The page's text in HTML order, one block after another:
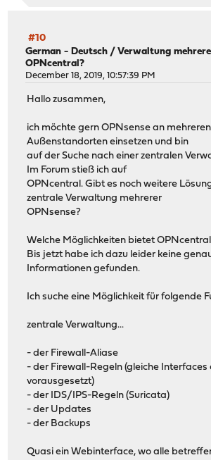
#10
German - Deutsch /Verwaltung
OPNcentral?
December 18, 2019, 10:57:39 PM
Hallo zusammen,
ich möchte gern OPNsense an mehreren
Außenstandorten einsetzen und bin
auf der Suche nach einer zentralen
Im Forum stieß ich auf
OPNcentral. Gibt es noch weitere
zentrale Verwaltung mehrerer
OPNsense?
Welche Möglichkeiten bietet
Bis jetzt habe ich dazu leider keine
Informationen gefunden.
Ich suche eine Möglichkeit für folgende
zentrale Verwaltung...
- der Firewall-Aliase
- der Firewall-Regeln (gleiche
vorausgesetzt)
- der IDS/IPS-Regeln (Suricata)
- der Updates
- der Backups
Quasi ein Webinterface, wo alle